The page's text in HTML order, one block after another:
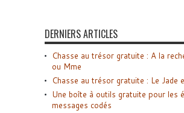
DERNIERS ARTICLES
Chasse au trésor gratuite : A la
ou Mme
Chasse au trésor gratuite : Le Jade
Une boîte à outils gratuite pour les
messages codés